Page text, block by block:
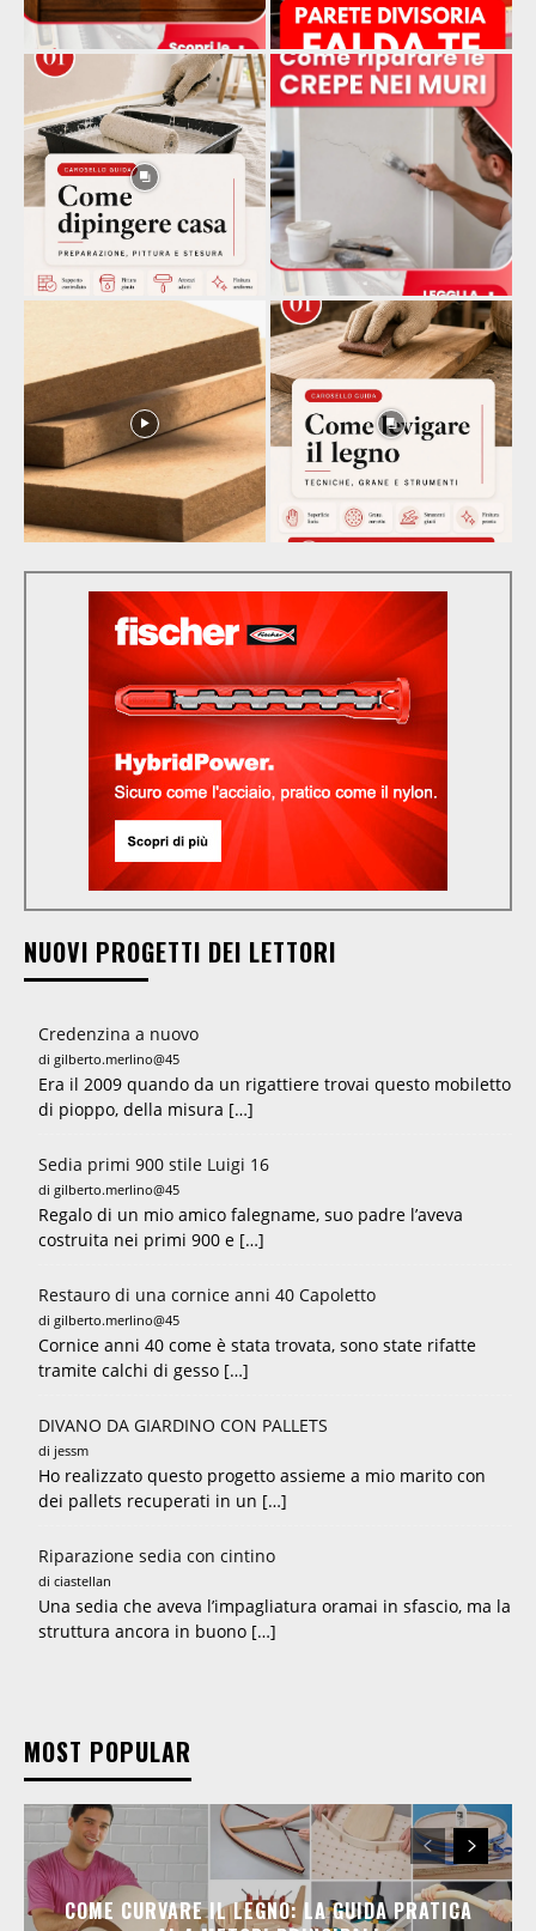
NUOVI PROGETTI DEI LETTORI
Credenzina a nuovo
di gilberto.merlino@45
Era il 2009 quando da un rigattiere trovai questo mobiletto
di pioppo, della misura […]
Sedia primi 900 stile Luigi 16
di gilberto.merlino@45
Regalo di un mio amico falegname, suo padre l’aveva
costruita nei primi 900 e […]
Restauro di una cornice anni 40 Capoletto
di gilberto.merlino@45
Cornice anni 40 come è stata trovata, sono state rifatte
tramite calchi di gesso […]
DIVANO DA GIARDINO CON PALLETS
di jessm
Ho realizzato questo progetto assieme a mio marito con
dei pallets recuperati in un […]
Riparazione sedia con cintino
di ciastellan
Una sedia che aveva l’impagliatura oramai in sfascio, ma la
struttura ancora in buono […]
MOST POPULAR
COME CURVARE IL LEGNO: LA GUIDA PRATICA